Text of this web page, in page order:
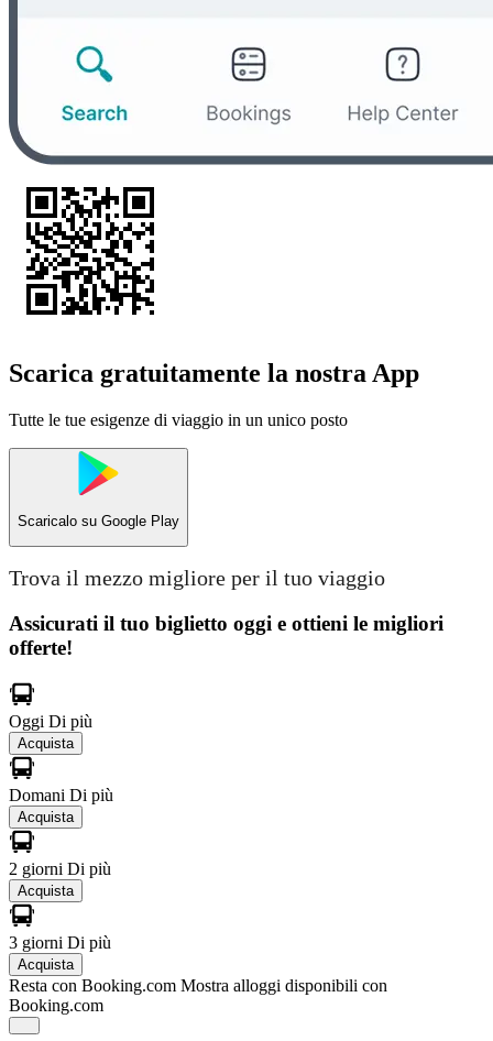
Scarica gratuitamente la nostra App
Tutte le tue esigenze di viaggio in un unico posto
Scaricalo su Google Play
Trova il mezzo migliore per il tuo viaggio
Assicurati il ​​tuo biglietto oggi e ottieni le migliori
offerte!
Oggi Di più
Acquista
Domani Di più
Acquista
2 giorni Di più
Acquista
3 giorni Di più
Acquista
Resta con Booking.com Mostra alloggi disponibili con
Booking.com